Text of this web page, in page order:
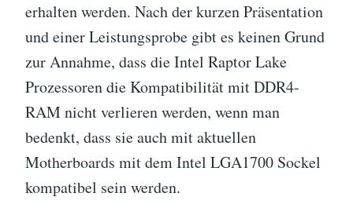
erhalten werden. Nach der kurzen Präsentation
und einer Leistungsprobe gibt es keinen Grund
zur Annahme, dass die Intel Raptor Lake
Prozessoren die Kompatibilität mit DDR4-
RAM nicht verlieren werden, wenn man
bedenkt, dass sie auch mit aktuellen
Motherboards mit dem Intel LGA1700 Sockel
kompatibel sein werden.